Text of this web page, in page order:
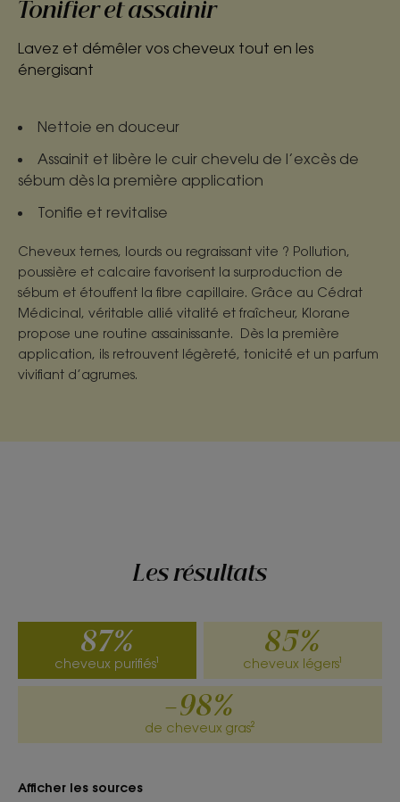
Tonifier et assainir
Lavez et démêler vos cheveux tout en les
énergisant
Nettoie en douceur
Assainit et libère le cuir chevelu de l’excès de
sébum dès la première application
Tonifie et revitalise
Cheveux ternes, lourds ou regraissant vite ? Pollution,
poussière et calcaire favorisent la surproduction de
sébum et étouffent la fibre capillaire. Grâce au Cédrat
Médicinal, véritable allié vitalité et fraîcheur, Klorane
propose une routine assainissante. Dès la première
application, ils retrouvent légèreté, tonicité et un parfum
vivifiant d’agrumes.
Les résultats
87%
cheveux purifiés¹
85%
cheveux légers¹
-98%
de cheveux gras²
Afficher les sources